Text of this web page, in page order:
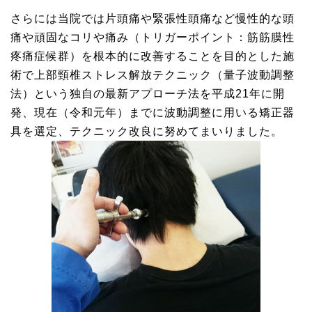
さらには当院では片頭痛や緊張性頭痛など慢性的な頭
痛や頑固なコリや痛み（トリガーポイント：筋筋膜性
疼痛症候群）を根本的に改善することを目的とした施
術で上部頸椎ストレス解放テクニック（量子波動調整
法）という独自の最新アプローチ法を平成21年に開
発、現在（令和元年）までに波動調整に用いる矯正器
具を選定、テクニック改良に努めてまいりました。